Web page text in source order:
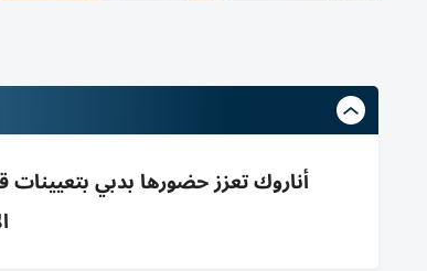
أناروك تعزز حضورها بدبي